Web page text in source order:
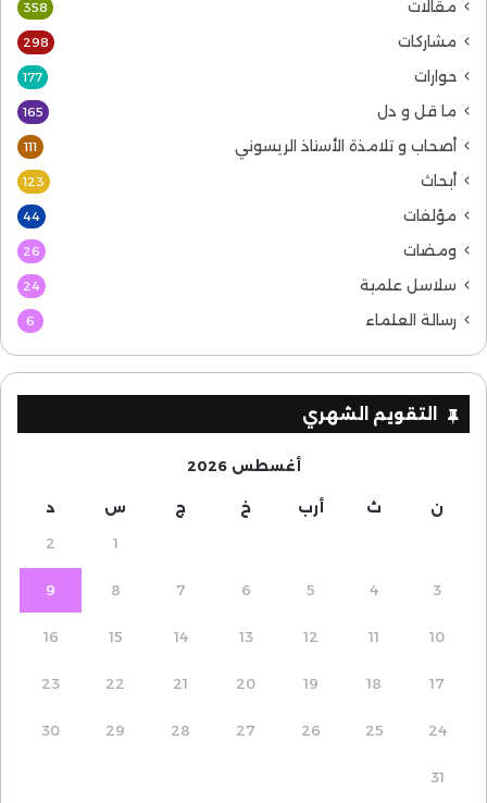
مقالات 358
مشاركات 298
حوارات 177
ما قل و دل 165
أصحاب و تلامذة الأستاذ الريسوني 111
أبحاث 123
مؤلفات 44
ومضات 26
سلاسل علمية 24
رسالة العلماء 6
التقويم الشهري
أغسطس 2026
ن ث أرب خ ج س د
1
2
3
4
5
6
7
8
9
10
11
12
13
14
15
16
17
18
19
20
21
22
23
24
25
26
27
28
29
30
31